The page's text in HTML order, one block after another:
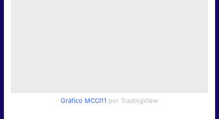
Gráfico MCCI11 por TradingView